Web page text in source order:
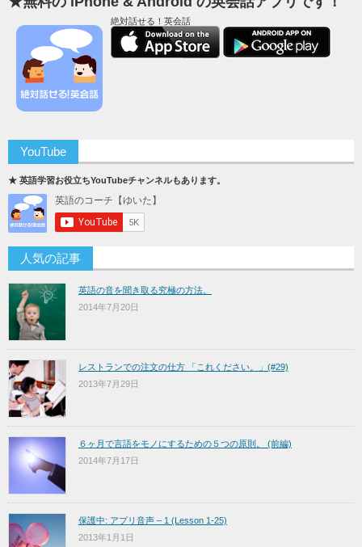
絶対話せる！英会話
YouTube
★ 英語学習お役立ちYouTubeチャンネルもあります。
人気の記事
英語の音を聞き取る究極の方法。
2014年7月20日
レストランでの注文の仕方 「これください。」(#29)
2013年7月29日
６ヶ月で言語をモノにするための５つの原則。 (前編)
2014年7月17日
保護中: アプリ音声 – 1 (Lesson 1-25)
2013年1月1日